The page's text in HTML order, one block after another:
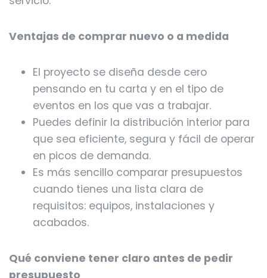
Ventajas de comprar nuevo o a medida
El proyecto se diseña desde cero
pensando en tu carta y en el tipo de
eventos en los que vas a trabajar.
Puedes definir la distribución interior para
que sea eficiente, segura y fácil de operar
en picos de demanda.
Es más sencillo comparar presupuestos
cuando tienes una lista clara de
requisitos: equipos, instalaciones y
acabados.
Qué conviene tener claro antes de pedir